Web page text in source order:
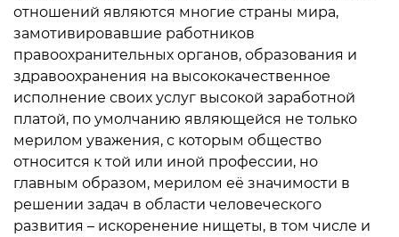
отношений являются многие страны мира,
замотивировавшие работников
правоохранительных органов, образования и
здравоохранения на высококачественное
исполнение своих услуг высокой заработной
платой, по умолчанию являющейся не только
мерилом уважения, с которым общество
относится к той или иной профессии, но
главным образом, мерилом её значимости в
решении задач в области человеческого
развития – искоренение нищеты, в том числе и